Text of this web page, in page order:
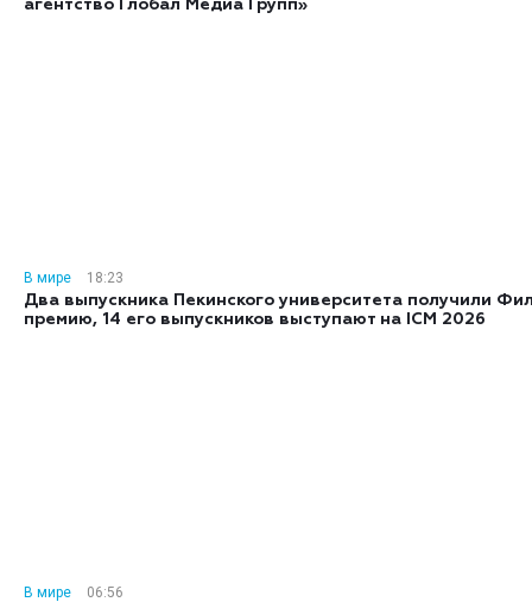
агентство Глобал Медиа Групп»
В мире
18:23
Два выпускника Пекинского университета получили
премию, 14 его выпускников выступают на ICM 2026
В мире
06:56